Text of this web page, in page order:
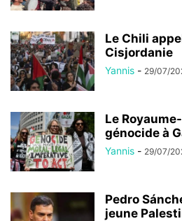
Le Chili
Cisjordanie
Yannis - 29/07/
Le
génocide à
Yannis - 29/07/
Pedro
jeune